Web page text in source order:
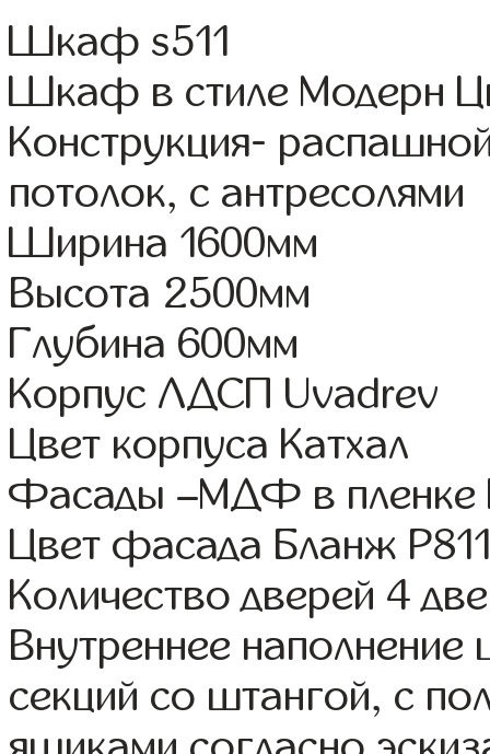
Шкаф s511
Шкаф в стиле Модерн
Конструкция-
потолок, с антресолями
Ширина 1600мм
Высота 2500мм
Глубина 600мм
Корпус ЛДСП Uvadrev
Цвет корпуса Катхал
Фасады –МДФ в пленке
Цвет фасада Бланж
Количество дверей 4
Внутреннее
секций со штангой, с